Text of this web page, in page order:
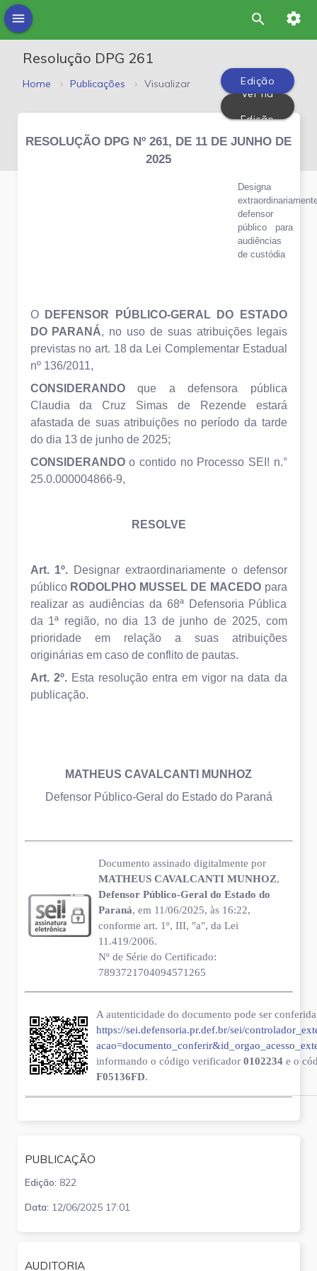
search settings
menu
Resolução DPG 261
Home Publicações Visualizar
Edição
Ver na
Edição
RESOLUÇÃO DPG Nº 261, DE 11 DE JUNHO DE
2025
Designa
defensor
público para
audiências
de custódia
O
DEFENSOR PÚBLICO-GERAL DO ESTADO
DO PARANÁ, no uso de suas atribuições legais
previstas no art. 18 da Lei Complementar Estadual
nº 136/2011,
CONSIDERANDOque a defensora pública
Claudia da Cruz Simas de Rezende estará
afastada de suas atribuições no período da tarde
do dia 13 de junho de 2025;
CONSIDERANDOo contido no Processo SEI! n.°
25.0.000004866-9,
RESOLVE
Art. 1º. Designar extraordinariamente o defensor
público RODOLPHO MUSSEL DE MACEDOpara
realizar as audiências da 68ª Defensoria Pública
da 1ª região, no dia 13 de junho de 2025, com
prioridade em relação a suas atribuições
originárias em caso de conflito de pautas.
Art. 2º. Esta resolução entra em vigor na data da
publicação.
MATHEUS CAVALCANTI MUNHOZ
Defensor Público-Geral do Estado do Paraná
Documento assinado digitalmente por
MATHEUS CAVALCANTI MUNHOZ,
Defensor Público-Geral do Estado do
Paraná, em 11/06/2025, às 16:22,
conforme art. 1º, III, "a", da Lei
11.419/2006.
Nº de Série do Certificado:
7893721704094571265
A autenticidade do documento pode ser
https://sei.defensoria.pr.def.br/sei/
informando o código verificador 0102234e o
F05136FD.
PUBLICAÇÃO
Edição: 822
Data: 12/06/2025 17:01
AUDITORIA